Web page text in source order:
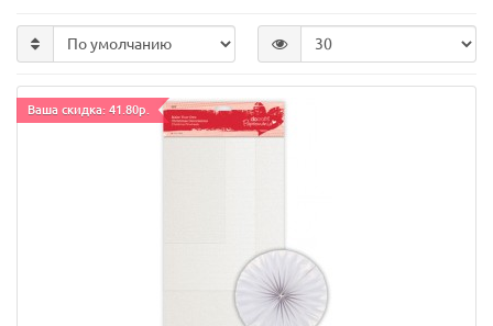
Ваша скидка: 41.80р.